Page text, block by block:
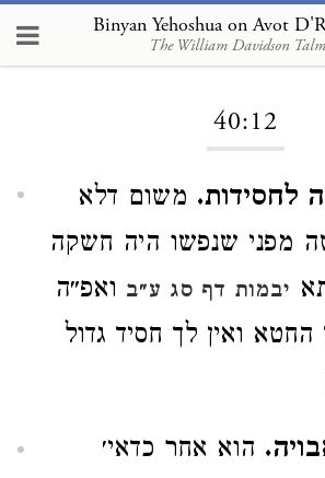
The William Davidson
Loading...
40:12
לחסידות. משום דלא
מפני שנפשו היה חשקה
יבמות דף סג ע״ב ואפ״ה
החטא ואין לך חסיד גדול
הוא אחר כדאי׳